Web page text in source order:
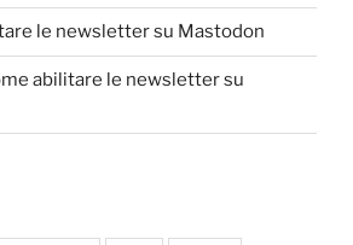
le newsletter su Mastodon
abilitare le newsletter su